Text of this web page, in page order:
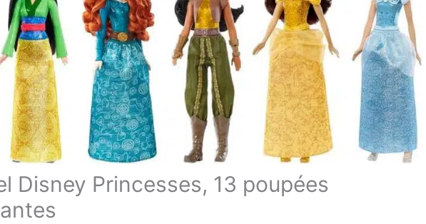
Disney Princesses, 13 poupées